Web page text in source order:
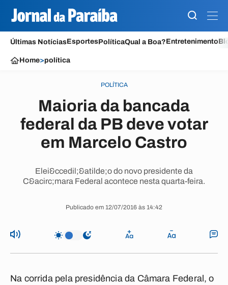
Últimas NotíciasEsportesPolíticaQual a Boa?Entretenimento
Home>política
POLÍTICA
Maioria da bancada
federal da PB deve votar
em Marcelo Castro
Elei&ccedil;&atilde;o do novo presidente da
C&acirc;mara Federal acontece nesta quarta-feira.
Publicado em 12/07/2016 às 14:42
Na corrida pela presidência da Câmara Federal, o